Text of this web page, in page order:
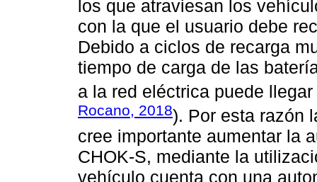
los que atraviesan los
con la que el usuario debe
Debido a ciclos de recarga
tiempo de carga de las
a la red eléctrica puede
Rocano, 2018). Por esta razón
cree importante aumentar la
CHOK-S, mediante la
vehículo cuenta con una